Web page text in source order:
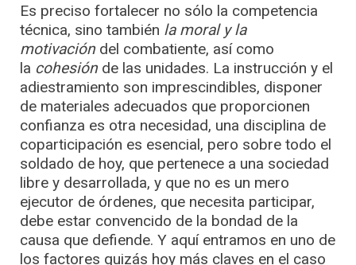
Es preciso fortalecer no sólo la competencia
técnica, sino también la moral y la
motivación del combatiente, así como
la cohesión de las unidades. La instrucción y el
adiestramiento son imprescindibles, disponer
de materiales adecuados que proporcionen
confianza es otra necesidad, una disciplina de
coparticipación es esencial, pero sobre todo el
soldado de hoy, que pertenece a una sociedad
libre y desarrollada, y que no es un mero
ejecutor de órdenes, que necesita participar,
debe estar convencido de la bondad de la
causa que defiende. Y aquí entramos en uno de
los factores quizás hoy más claves en el caso